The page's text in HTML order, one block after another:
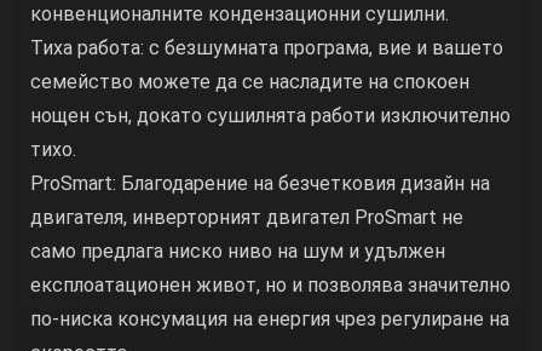
конвенционалните кондензационни сушилни.
Тиха работа: с безшумната програма, вие и вашето
семейство можете да се насладите на спокоен
нощен сън, докато сушилнята работи изключително
тихо.
ProSmart: Благодарение на безчетковия дизайн на
двигателя, инверторният двигател ProSmart не
само предлага ниско ниво на шум и удължен
експлоатационен живот, но и позволява значително
по-ниска консумация на енергия чрез регулиране на